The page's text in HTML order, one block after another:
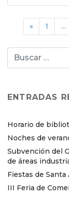
« 1 …
ENTRADAS
Horario de
Noches de
Subvención del
de áreas
Fiestas de Santa
III Feria de